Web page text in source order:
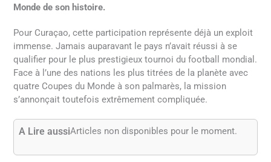
Monde de son histoire.
Pour Curaçao, cette participation représente déjà un exploit
immense. Jamais auparavant le pays n’avait réussi à se
qualifier pour le plus prestigieux tournoi du football mondial.
Face à l’une des nations les plus titrées de la planète avec
quatre Coupes du Monde à son palmarès, la mission
s’annonçait toutefois extrêmement compliquée.
A Lire aussiArticles non disponibles pour le moment.